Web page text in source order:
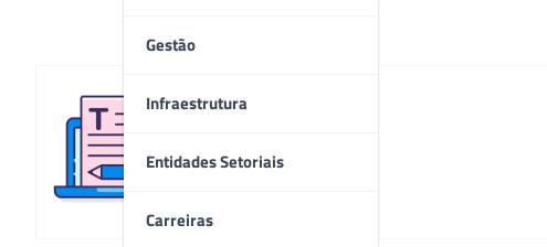
Gestão
Infraestrutura
Entidades Setoriais
Carreiras